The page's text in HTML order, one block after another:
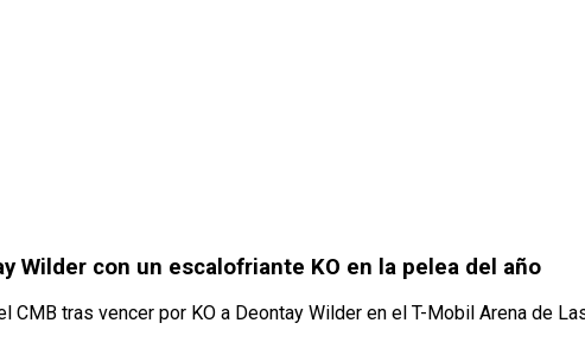
Wilder con un escalofriante KO en la pelea del año
tras vencer por KO a Deontay Wilder en el T-Mobil Arena de